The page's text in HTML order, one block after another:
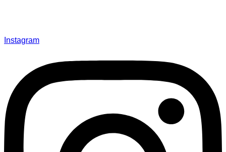
Instagram